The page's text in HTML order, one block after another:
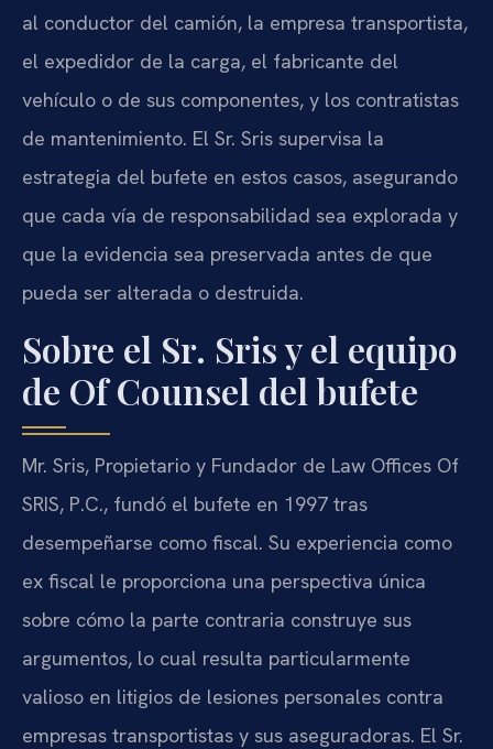
al conductor del camión, la empresa transportista,
el expedidor de la carga, el fabricante del
vehículo o de sus componentes, y los contratistas
de mantenimiento. El Sr. Sris supervisa la
estrategia del bufete en estos casos, asegurando
que cada vía de responsabilidad sea explorada y
que la evidencia sea preservada antes de que
pueda ser alterada o destruida.
Sobre el Sr. Sris y el equipo
de Of Counsel del bufete
Mr. Sris, Propietario y Fundador de Law Offices Of
SRIS, P.C., fundó el bufete en 1997 tras
desempeñarse como fiscal. Su experiencia como
ex fiscal le proporciona una perspectiva única
sobre cómo la parte contraria construye sus
argumentos, lo cual resulta particularmente
valioso en litigios de lesiones personales contra
empresas transportistas y sus aseguradoras. El Sr.